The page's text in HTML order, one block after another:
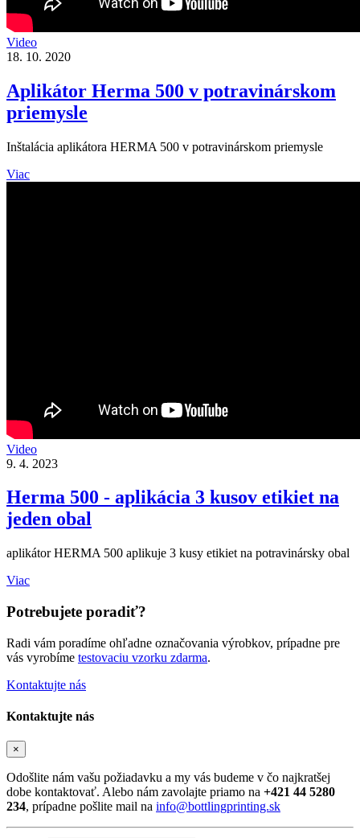
Video
18. 10. 2020
Aplikátor Herma 500 v potravinárskom
priemysle
Inštalácia aplikátora HERMA 500 v potravinárskom priemysle
Viac
Video
9. 4. 2023
Herma 500 - aplikácia 3 kusov etikiet na
jeden obal
aplikátor HERMA 500 aplikuje 3 kusy etikiet na potravinársky obal
Viac
Potrebujete poradiť?
Radi vám poradíme ohľadne označovania výrobkov, prípadne pre
vás vyrobíme testovaciu vzorku zdarma.
Kontaktujte nás
Kontaktujte nás
×
Odošlite nám vašu požiadavku a my vás budeme v čo najkratšej
dobe kontaktovať. Alebo nám zavolajte priamo na +421 44 5280
234, prípadne pošlite mail na info@bottlingprinting.sk